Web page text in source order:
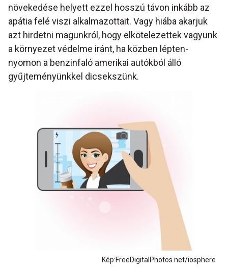
növekedése helyett ezzel hosszú távon inkább az
apátia felé viszi alkalmazottait. Vagy hiába akarjuk
azt hirdetni magunkról, hogy elkötelezettek vagyunk
a környezet védelme iránt, ha közben lépten-
nyomon a benzinfaló amerikai autókból álló
gyűjteményünkkel dicsekszünk.
Kép:FreeDigitalPhotos.net/iosphere